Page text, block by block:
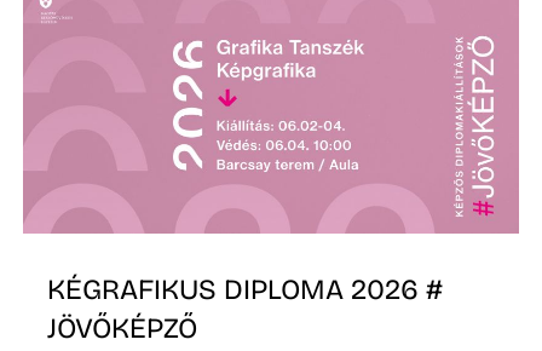
KÉGRAFIKUS DIPLOMA 2026 #
JÖVŐKÉPZŐ